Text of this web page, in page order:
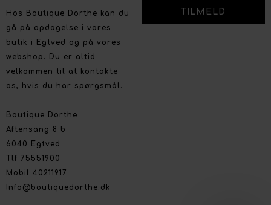
Hos Boutique Dorthe kan du
gå på opdagelse i vores
butik i Egtved og på vores
webshop. Du er altid
velkommen til at kontakte
os, hvis du har spørgsmål.
Boutique Dorthe
Aftensang 8 b
6040 Egtved
Tlf 75551900
Mobil 40211917
Info@boutiquedorthe.dk